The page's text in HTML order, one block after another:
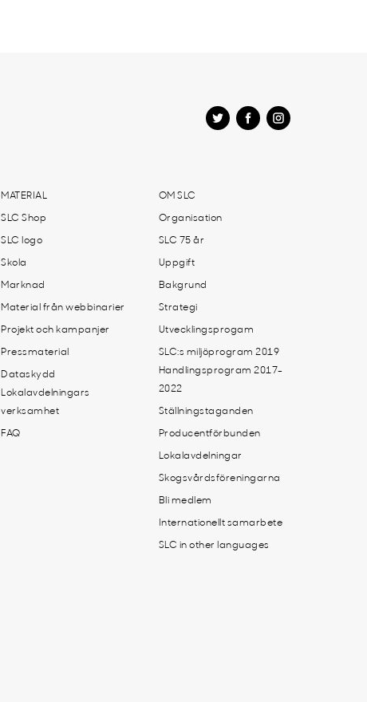
MATERIAL
SLC Shop
SLC logo
Skola
Marknad
Material från webbinarier
Projekt och kampanjer
Pressmaterial
Dataskydd
Lokalavdelningars
verksamhet
FAQ
OM SLC
Organisation
SLC 75 år
Uppgift
Bakgrund
Strategi
Utvecklingsprogam
SLC:s miljöprogram 2019
Handlingsprogram 2017-
2022
Ställningstaganden
Producentförbunden
Lokalavdelningar
Skogsvårdsföreningarna
Bli medlem
Internationellt samarbete
SLC in other languages